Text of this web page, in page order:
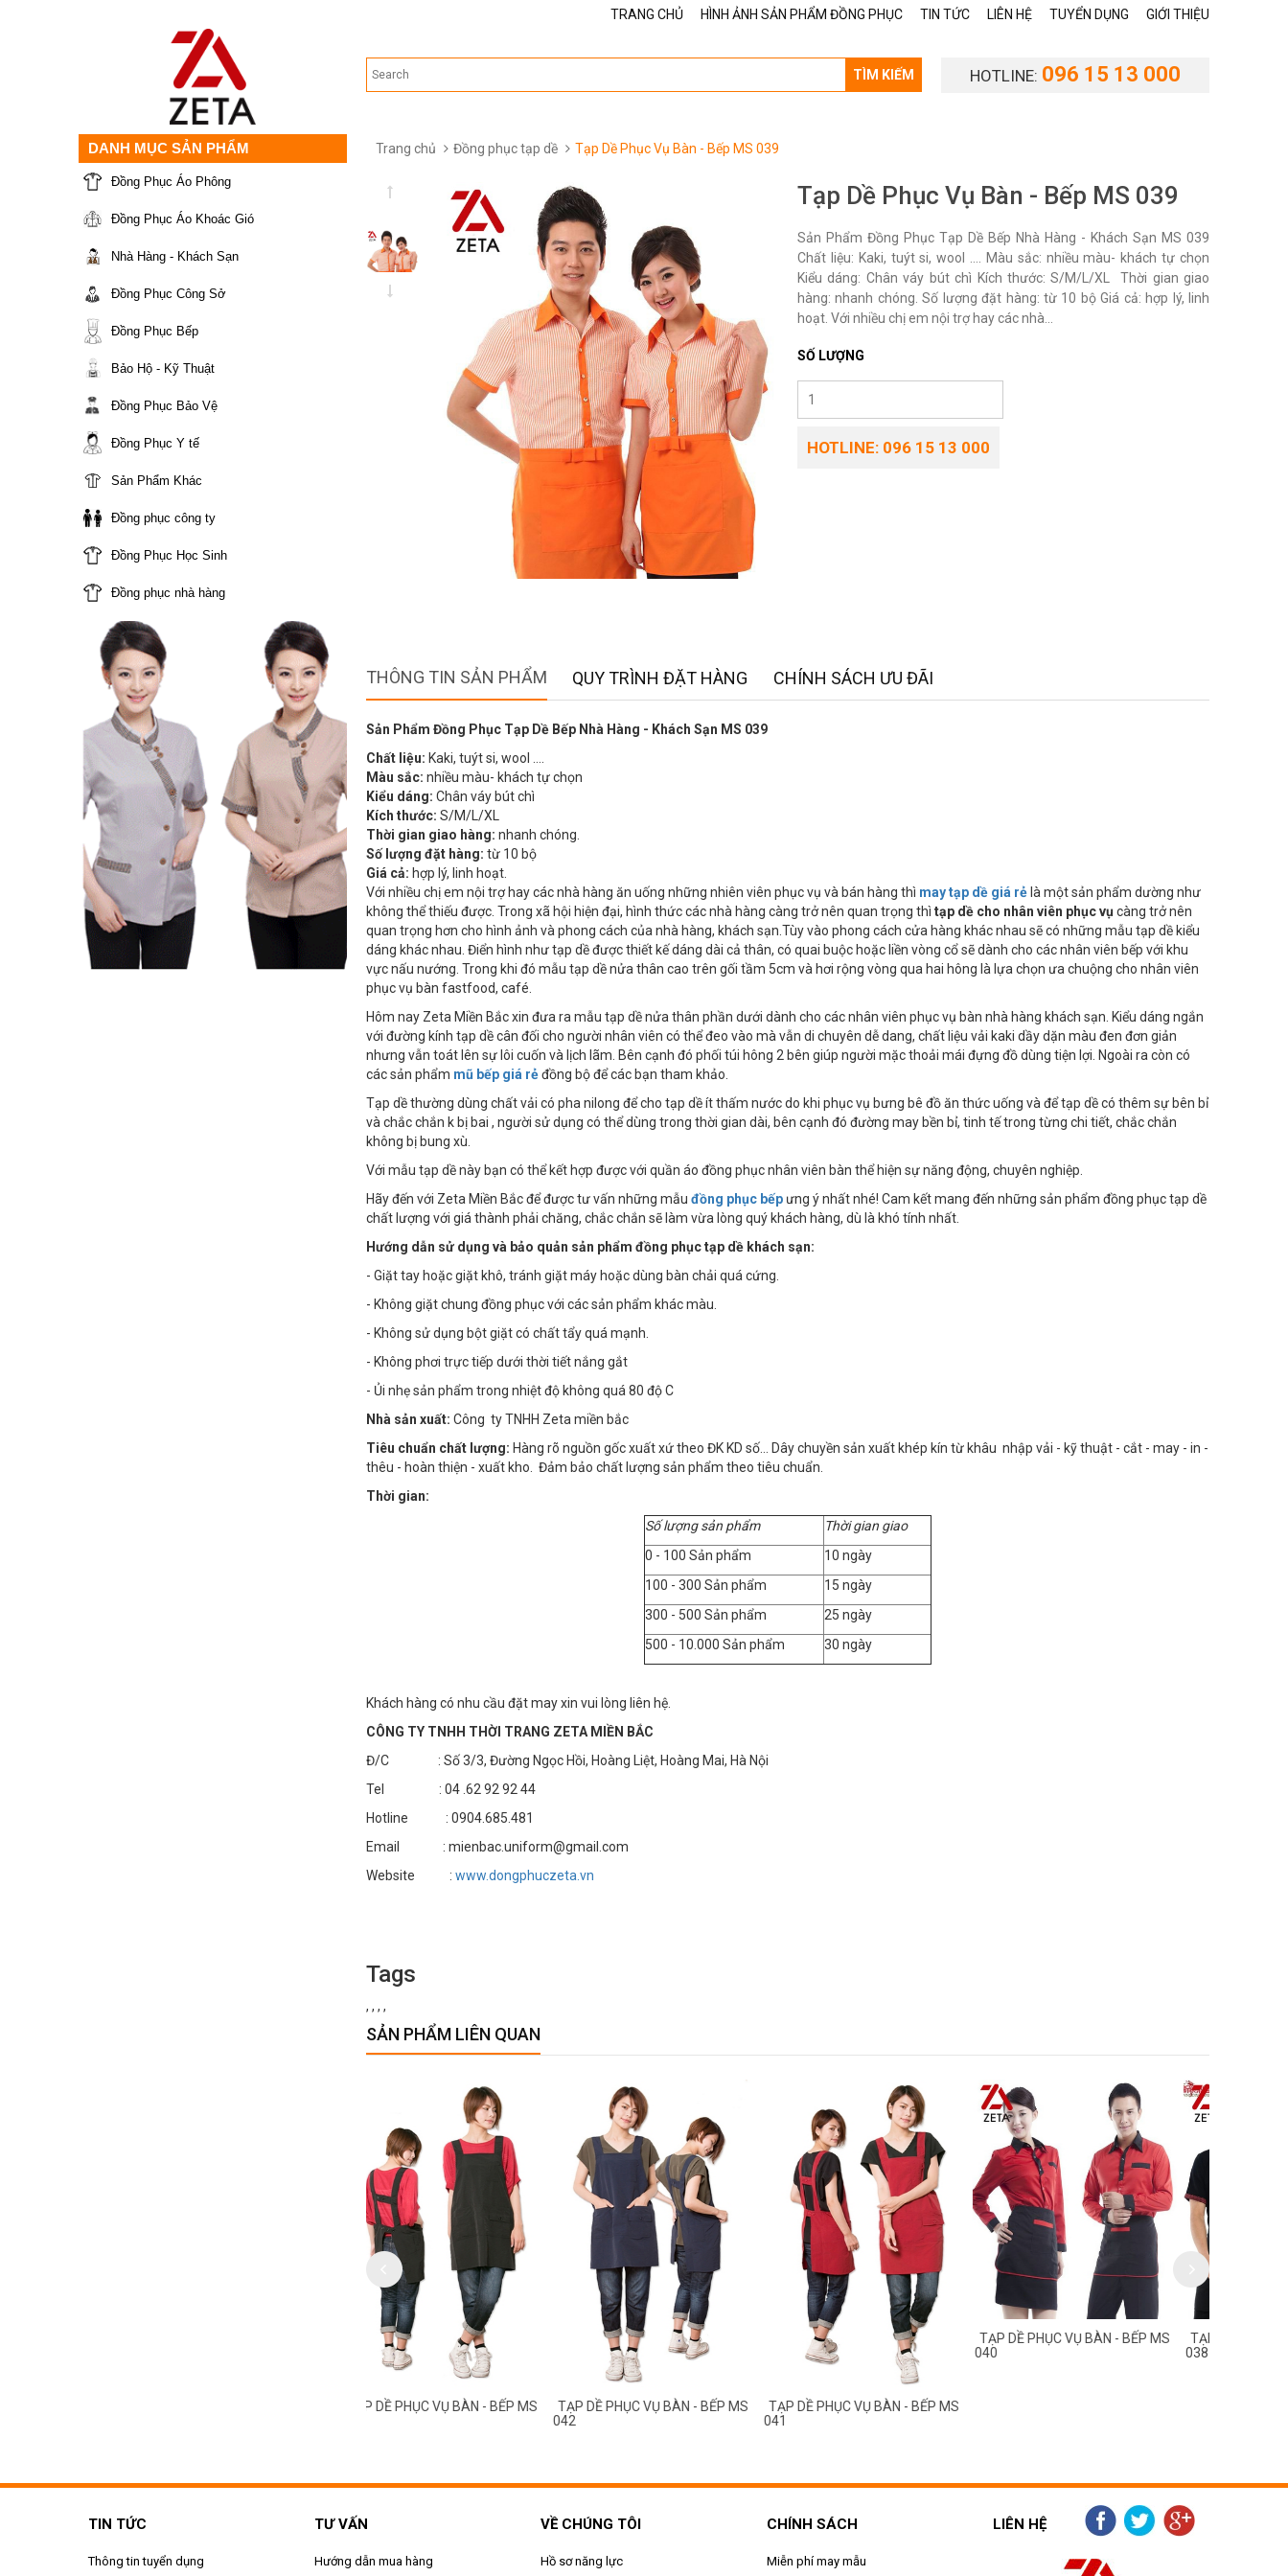
TRANG CHỦ HÌNH ẢNH SẢN PHẨM ĐỒNG PHỤC TIN TỨC LIÊN HỆ TUYỂN DỤNG GIỚI THIỆU
HOTLINE: 096 15 13 000
TÌM KIẾM
DANH MỤC SẢN PHẨM
Đồng Phục Áo Phông
Đồng Phục Áo Khoác Gió
Nhà Hàng - Khách Sạn
Đồng Phục Công Sở
Đồng Phục Bếp
Bảo Hộ - Kỹ Thuật
Đồng Phục Bảo Vệ
Đồng Phục Y tế
Sản Phẩm Khác
Đồng phục công ty
Đồng Phục Học Sinh
Đồng phục nhà hàng
Trang chủ Đồng phục tạp dề Tạp Dề Phục Vụ Bàn - Bếp MS 039
Tạp Dề Phục Vụ Bàn - Bếp MS 039
Sản Phẩm Đồng Phục Tạp Dề Bếp Nhà Hàng - Khách Sạn MS 039
Chất liệu: Kaki, tuýt si, wool …. Màu sắc: nhiều màu- khách tự chọn
Kiểu dáng: Chân váy bút chì Kích thước: S/M/L/XL Thời gian giao
hàng: nhanh chóng. Số lượng đặt hàng: từ 10 bộ Giá cả: hợp lý, linh
hoạt. Với nhiều chị em nội trợ hay các nhà...
SỐ LƯỢNG
HOTLINE: 096 15 13 000
THÔNG TIN SẢN PHẨM QUY TRÌNH ĐẶT HÀNG CHÍNH SÁCH ƯU ĐÃI
Sản Phẩm Đồng Phục Tạp Dề Bếp Nhà Hàng - Khách Sạn MS 039
Chất liệu: Kaki, tuýt si, wool ….
Màu sắc: nhiều màu- khách tự chọn
Kiểu dáng: Chân váy bút chì
Kích thước: S/M/L/XL
Thời gian giao hàng: nhanh chóng.
Số lượng đặt hàng: từ 10 bộ
Giá cả: hợp lý, linh hoạt.
Với nhiều chị em nội trợ hay các nhà hàng ăn uống những nhiên viên phục vụ và bán hàng thì may tạp dề giá rẻ là một sản phẩm dường như
không thể thiếu được. Trong xã hội hiện đại, hình thức các nhà hàng càng trở nên quan trọng thì tạp dề cho nhân viên phục vụ càng trở nên
quan trọng hơn cho hình ảnh và phong cách của nhà hàng, khách sạn.Tùy vào phong cách cửa hàng khác nhau sẽ có những mẫu tạp dề kiểu
dáng khác nhau. Điển hình như tạp dề được thiết kế dáng dài cả thân, có quai buộc hoặc liền vòng cổ sẽ dành cho các nhân viên bếp với khu
vực nấu nướng. Trong khi đó mẫu tạp dề nửa thân cao trên gối tầm 5cm và hơi rộng vòng qua hai hông là lựa chọn ưa chuộng cho nhân viên
phục vụ bàn fastfood, café.
Hôm nay Zeta Miền Bắc xin đưa ra mẫu tạp dề nửa thân phần dưới dành cho các nhân viên phục vụ bàn nhà hàng khách sạn. Kiểu dáng ngắn
với đường kính tạp dề cân đối cho người nhân viên có thể đeo vào mà vẫn di chuyên dễ dang, chất liệu vải kaki dầy dặn màu đen đơn giản
nhưng vẫn toát lên sự lôi cuốn và lịch lãm. Bên cạnh đó phối túi hông 2 bên giúp người mặc thoải mái đựng đồ dùng tiện lợi. Ngoài ra còn có
các sản phẩm mũ bếp giá rẻđồng bộ để các bạn tham khảo.
Tạp dề thường dùng chất vải có pha nilong để cho tạp dề ít thấm nước do khi phục vụ bưng bê đồ ăn thức uống và để tạp dề có thêm sự bên bỉ
và chắc chắn k bị bai , người sử dụng có thể dùng trong thời gian dài, bên cạnh đó đường may bền bỉ, tinh tế trong từng chi tiết, chắc chắn
không bị bung xù.
Với mẫu tạp dề này bạn có thể kết hợp được với quần áo đồng phục nhân viên bàn thể hiện sự năng động, chuyên nghiệp.
Hãy đến với Zeta Miền Bắc để được tư vấn những mẫu đồng phục bếp ưng ý nhất nhé! Cam kết mang đến những sản phẩm đồng phục tạp dề
chất lượng với giá thành phải chăng, chắc chắn sẽ làm vừa lòng quý khách hàng, dù là khó tính nhất.
Hướng dẫn sử dụng và bảo quản sản phẩm đồng phục tạp dề khách sạn:
- Giặt tay hoặc giặt khô, tránh giặt máy hoặc dùng bàn chải quá cứng.
- Không giặt chung đồng phục với các sản phẩm khác màu.
- Không sử dụng bột giặt có chất tẩy quá mạnh.
- Không phơi trực tiếp dưới thời tiết nắng gắt
- Ủi nhẹ sản phẩm trong nhiệt độ không quá 80 độ C
Nhà sản xuất: Công ty TNHH Zeta miền bắc
Tiêu chuẩn chất lượng: Hàng rõ nguồn gốc xuất xứ theo ĐK KD số… Dây chuyền sản xuất khép kín từ khâu nhập vải - kỹ thuật - cắt - may - in -
thêu - hoàn thiện - xuất kho. Đảm bảo chất lượng sản phẩm theo tiêu chuẩn.
Thời gian:
Số lượng sản phẩm
Thời gian giao
0 - 100 Sản phẩm
10 ngày
100 - 300 Sản phẩm
15 ngày
300 - 500 Sản phẩm
25 ngày
500 - 10.000 Sản phẩm
30 ngày
Khách hàng có nhu cầu đặt may xin vui lòng liên hệ.
CÔNG TY TNHH THỜI TRANG ZETA MIỀN BẮC
Đ/C : Số 3/3, Đường Ngọc Hồi, Hoàng Liệt, Hoàng Mai, Hà Nội
Tel : 04 .62 92 92 44
Hotline : 0904.685.481
Email : mienbac.uniform@gmail.com
Website : www.dongphuczeta.vn
Tags
, , , ,
SẢN PHẨM LIÊN QUAN
TẠP DỀ PHỤC VỤ BÀN - BẾP MS
TẠP DỀ PHỤC VỤ BÀN - BẾP MS
TẠP DỀ PHỤC VỤ BÀN - BẾP MS
040
TẠP DỀ PHỤC VỤ BÀN - BẾP MS
TIN TỨC
Thông tin tuyển dụng
TƯ VẤN
Hướng dẫn mua hàng
VỀ CHÚNG TÔI
Hồ sơ năng lực
CHÍNH SÁCH
Miễn phí may mẫu
LIÊN HỆ